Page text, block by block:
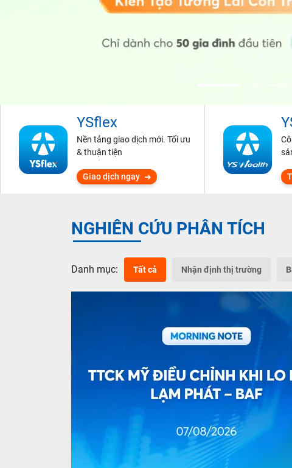
YSflex
Nền tảng giao dịch mới. Tối ưu
& thuận tiện
Giao dịch ngay
NGHIÊN CỨU PHÂN TÍCH
Danh mục: Tất cả Nhận định thị trường